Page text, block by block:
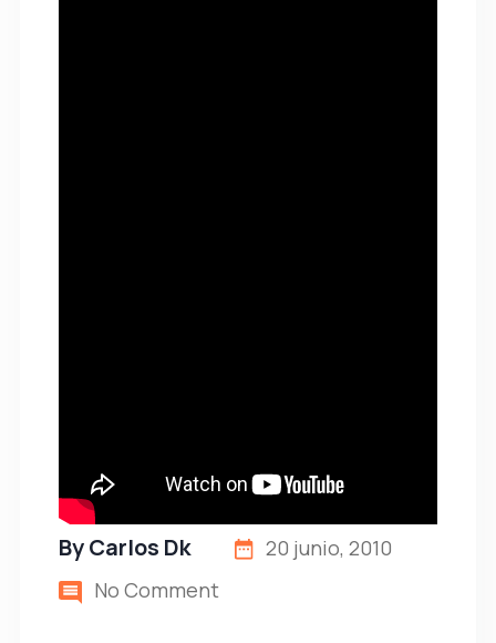
ByCarlos Dk
20 junio, 2010
No Comment